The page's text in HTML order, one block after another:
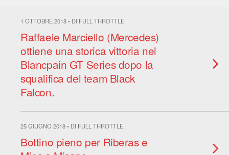
1 OTTOBRE 2018 • DI FULL THROTTLE
Raffaele Marciello (Mercedes)
ottiene una storica vittoria nel
Blancpain GT Series dopo la
squalifica del team Black
Falcon.
25 GIUGNO 2018 • DI FULL THROTTLE
Bottino pieno per Riberas e